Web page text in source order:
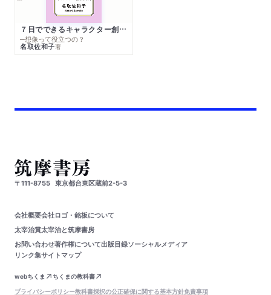
７日でできるキャラクター創作入門
─想像って役立つの？
名取佐和子著
〒111-8755 東京都台東区蔵前2-5-3
会社概要会社ロゴ・銘板について
太宰治賞太宰治と筑摩書房
お問い合わせ著作権について出版目録ソーシャルメディア
リンク集サイトマップ
webちくま
ちくまの教科書
プライバシーポリシー教科書採択の公正確保に関する基本方針免責事項